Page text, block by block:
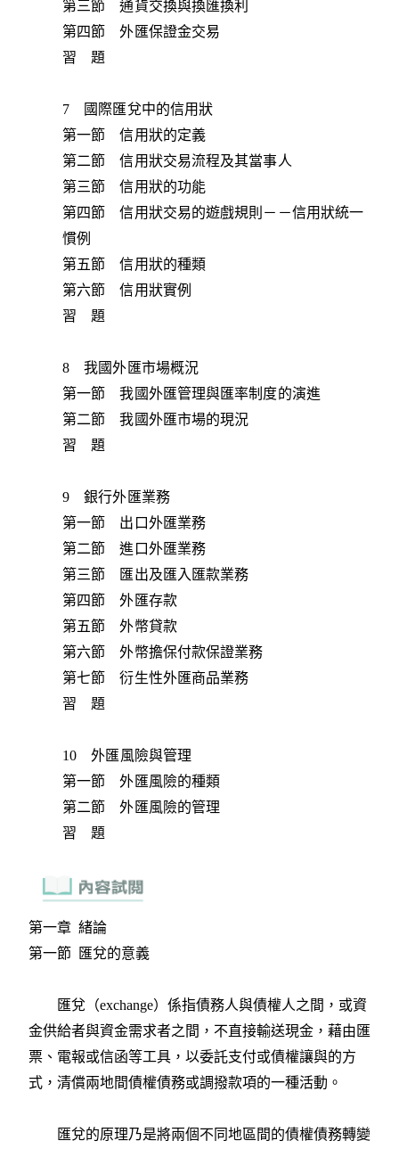
第三節 通貨交換與換匯換利
第四節 外匯保證金交易
習 題
7 國際匯兌中的信用狀
第一節 信用狀的定義
第二節 信用狀交易流程及其當事人
第三節 信用狀的功能
第四節 信用狀交易的遊戲規則－－信用狀統一
慣例
第五節 信用狀的種類
第六節 信用狀實例
習 題
8 我國外匯市場概況
第一節 我國外匯管理與匯率制度的演進
第二節 我國外匯市場的現況
習 題
9 銀行外匯業務
第一節 出口外匯業務
第二節 進口外匯業務
第三節 匯出及匯入匯款業務
第四節 外匯存款
第五節 外幣貸款
第六節 外幣擔保付款保證業務
第七節 衍生性外匯商品業務
習 題
10 外匯風險與管理
第一節 外匯風險的種類
第二節 外匯風險的管理
習 題